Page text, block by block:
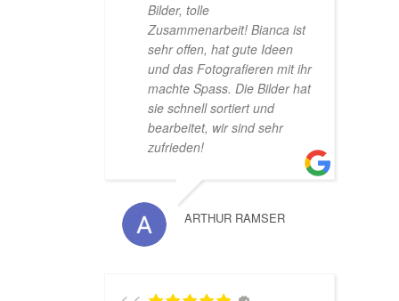
Bilder, tolle
Zusammenarbeit! Bianca ist
sehr offen, hat gute Ideen
und das Fotografieren mit ihr
machte Spass. Die Bilder hat
sie schnell sortiert und
bearbeitet, wir sind sehr
zufrieden!
ARTHUR RAMSER